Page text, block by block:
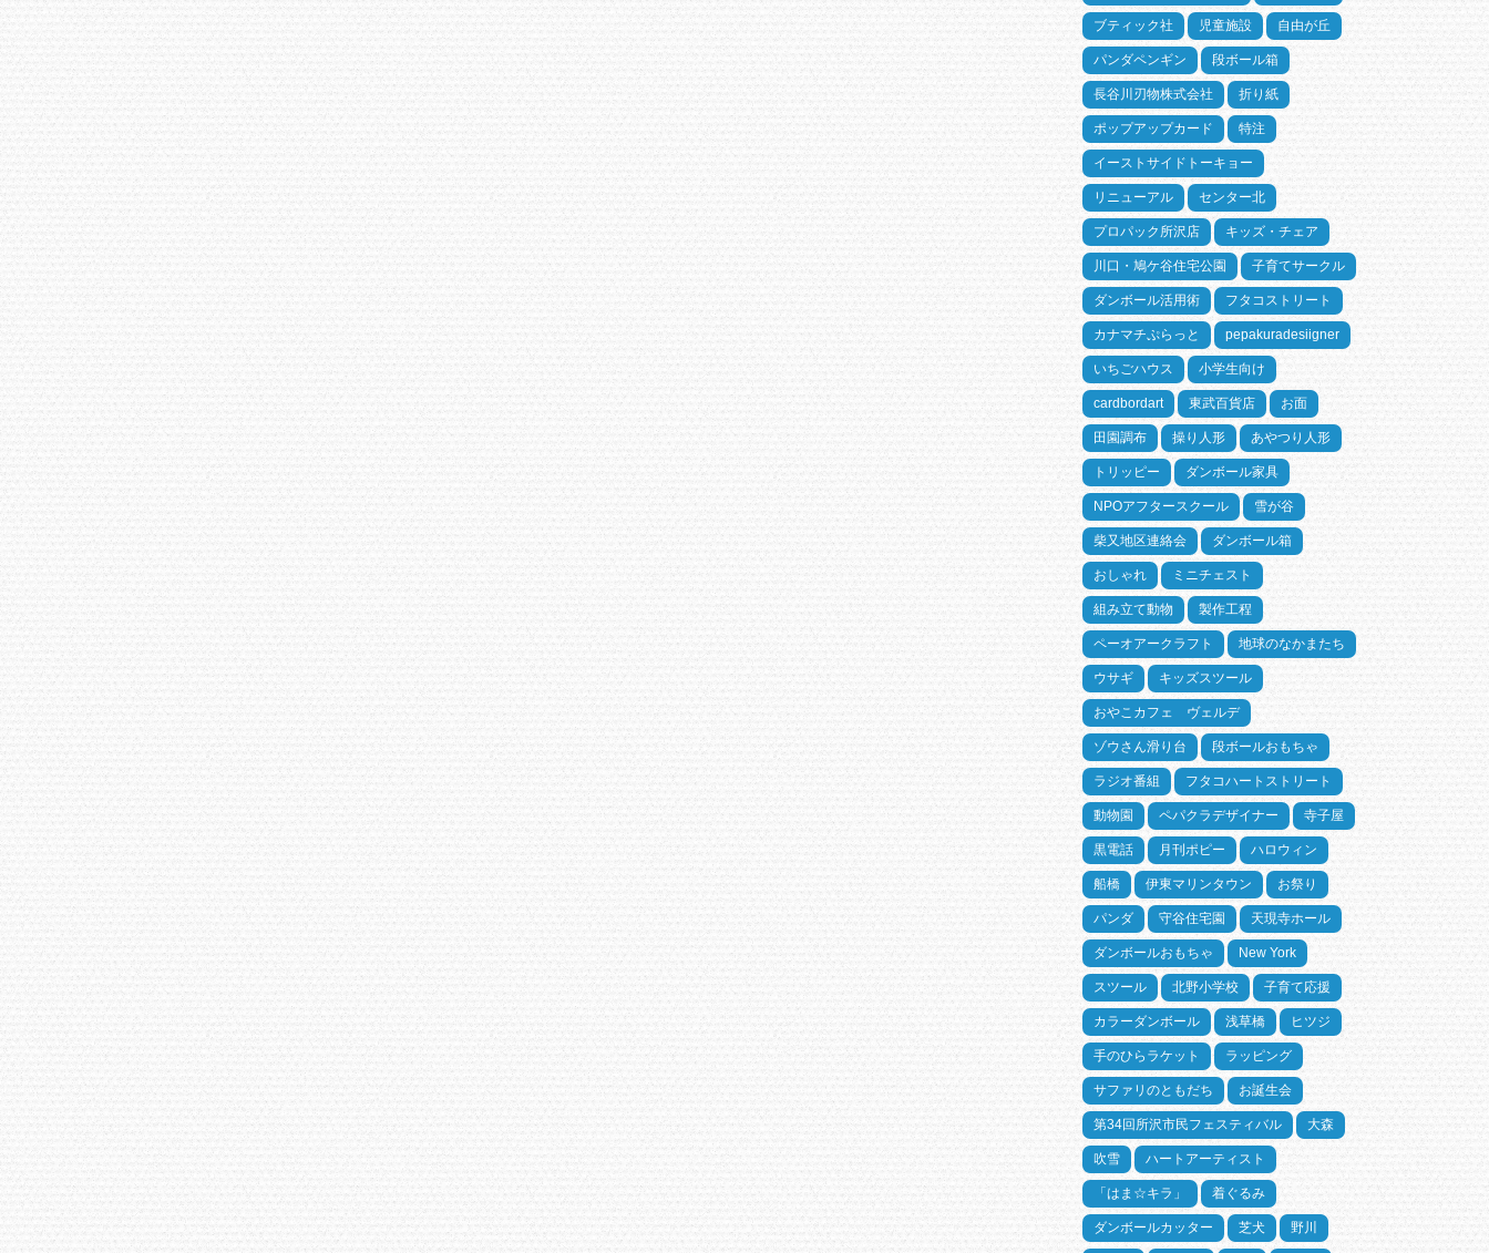
ブティック社 児童施設 自由が丘
パンダペンギン 段ボール箱
長谷川刃物株式会社 折り紙
ポップアップカード 特注
イーストサイドトーキョー
リニューアル センター北
プロパック所沢店 キッズ・チェア
川口・鳩ケ谷住宅公園 子育てサークル
ダンボール活用術 フタコストリート
カナマチぷらっと pepakuradesiigner
いちごハウス 小学生向け
cardbordart 東武百貨店 お面
田園調布 操り人形 あやつり人形
トリッピー ダンボール家具
NPOアフタースクール 雪が谷
柴又地区連絡会 ダンボール箱
おしゃれ ミニチェスト
組み立て動物 製作工程
ペーオアークラフト 地球のなかまたち
ウサギ キッズスツール
おやこカフェ ヴェルデ
ゾウさん滑り台 段ボールおもちゃ
ラジオ番組 フタコハートストリート
動物園 ペパクラデザイナー 寺子屋
黒電話 月刊ポピー ハロウィン
船橋 伊東マリンタウン お祭り
パンダ 守谷住宅園 天現寺ホール
ダンボールおもちゃ New York
スツール 北野小学校 子育て応援
カラーダンボール 浅草橋 ヒツジ
手のひらラケット ラッピング
サファリのともだち お誕生会
第34回所沢市民フェスティバル 大森
吹雪 ハートアーティスト
「はま☆キラ」 着ぐるみ
ダンボールカッター 芝犬 野川